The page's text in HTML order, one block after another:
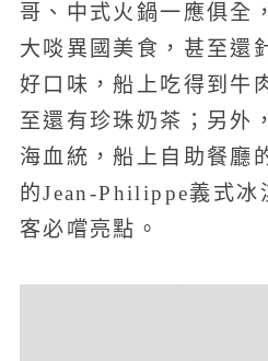
哥、中式火鍋一應俱全
大啖異國美食，甚至還
好口味，船上吃得到牛
至還有珍珠奶茶；另外
海血統，船上自助餐廳
的Jean-Philippe義式冰
客必嚐亮點。